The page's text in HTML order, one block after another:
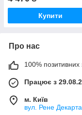
Купити
Про нас
100% позитивних
Працює з
м. Київ
вул. Рене